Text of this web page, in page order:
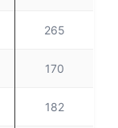
265
170
182